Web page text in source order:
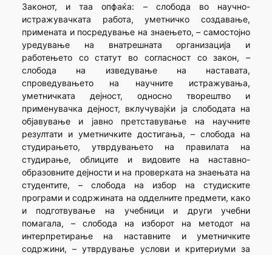
Законот, и таа опфаќа: – слобода во научно-
истражувачката работа, уметничко создавање,
примената и посредување на знаењето, – самостојно
уредување на внатрешната организација и
работењето со статут во согласност со закон, –
слобода на изведување на наставата,
спроведувањето на научните истражувања,
уметничката дејност, односно творештво и
применувачка дејност, вклучувајќи ја слободата на
објавување и јавно претставување на научните
резултати и уметничките достигања, – слобода на
студирањето, утврдувањето на правилата на
студирање, облиците и видовите на наставно-
образовните дејности и на проверката на знаењата на
студентите, – слобода на избор на студиските
програми и содржината на одделните предмети, како
и подготвување на учебници и други учебни
помагала, – слобода на изборот на методот на
интерпретирање на наставните и уметничките
содржини, – утврдување услови и критериуми за